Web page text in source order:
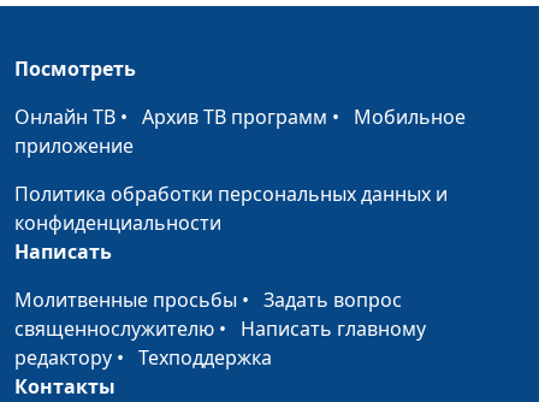
Посмотреть
Онлайн ТВ • Архив ТВ программ • Мобильное
приложение
Политика обработки персональных данных и
конфиденциальности
Написать
Молитвенные просьбы • Задать вопрос
священнослужителю • Написать главному
редактору • Техподдержка
Контакты